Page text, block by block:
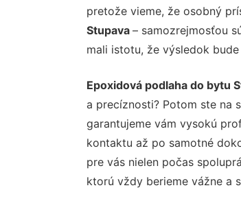
pretože vieme, že osobný
Stupava – samozrejmosťou
mali istotu, že výsledok
Epoxidová podlaha do bytu
a precíznosti? Potom ste na
garantujeme vám vysokú
kontaktu až po samotné
pre vás nielen počas
ktorú vždy berieme vážne a